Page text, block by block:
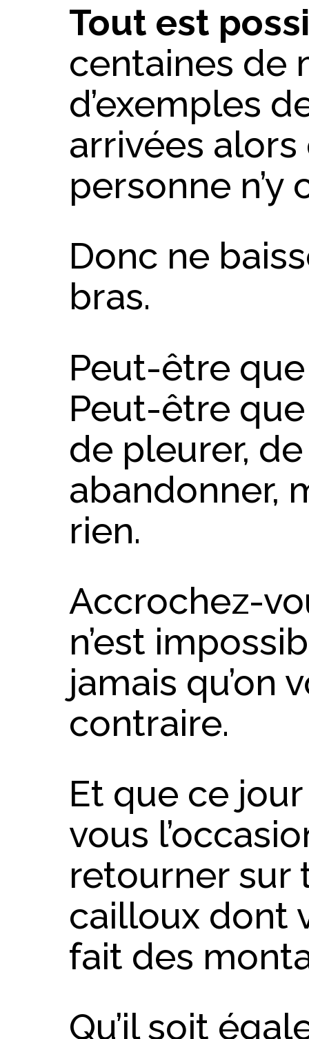
Tout est
centaines de
d’exemples
arrivées
personne n’y
Donc ne
bras.
Peut-être que
Peut-être
de pleurer,
abandonner,
rien.
Accrochez-
n’est
jamais qu’on
contraire.
Et que ce
vous
retourner sur
cailloux dont
fait des
Qu’il soit